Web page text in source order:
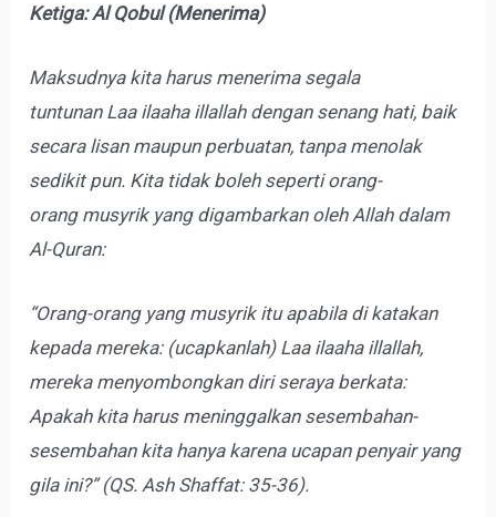
Ketiga: Al Qobul (Menerima)
Maksudnya kita harus menerima segala
tuntunan Laa ilaaha illallah dengan senang hati, baik
secara lisan maupun perbuatan, tanpa menolak
sedikit pun. Kita tidak boleh seperti orang-
orang musyrik yang digambarkan oleh Allah dalam
Al-Quran:
“Orang-orang yang musyrik itu apabila di katakan
kepada mereka: (ucapkanlah) Laa ilaaha illallah,
mereka menyombongkan diri seraya berkata:
Apakah kita harus meninggalkan sesembahan-
sesembahan kita hanya karena ucapan penyair yang
gila ini?” (QS. Ash Shaffat: 35-36).